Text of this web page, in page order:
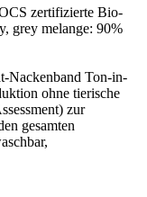
zertifizierte Bio-
grey melange: 90%
Nackenband Ton-in-
ohne tierische
zur
gesamten